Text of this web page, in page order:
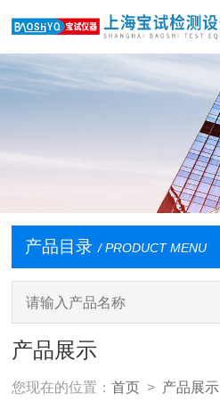
产品目录 / PRODUCT MENU
产品展示
您现在的位置：首页 > 产品展示